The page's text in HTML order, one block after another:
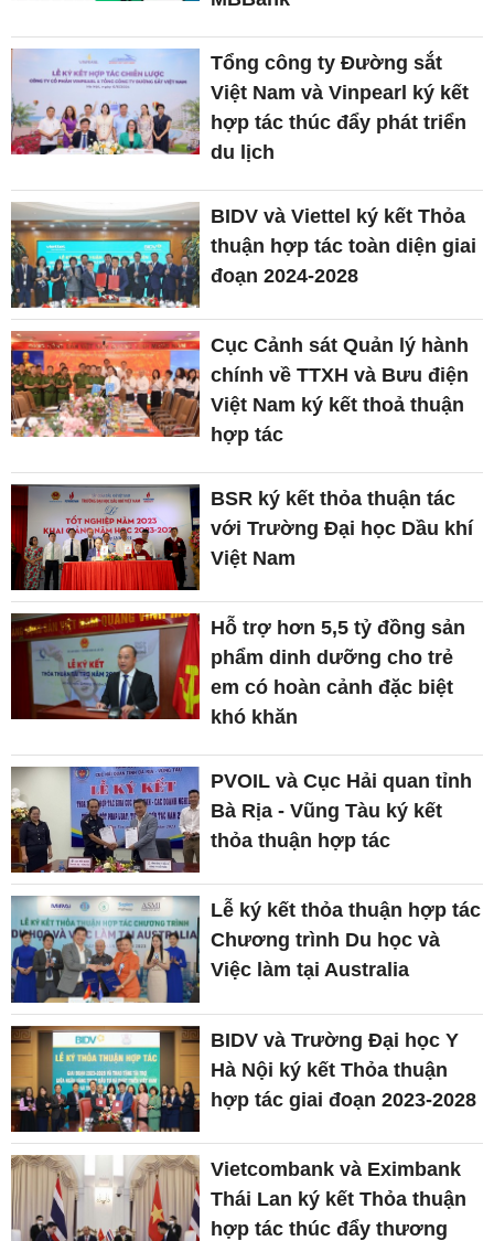
Tổng công ty Đường sắt
Việt Nam và Vinpearl ký kết
hợp tác thúc đẩy phát triển
du lịch
BIDV và Viettel ký kết Thỏa
thuận hợp tác toàn diện giai
đoạn 2024-2028
Cục Cảnh sát Quản lý hành
chính về TTXH và Bưu điện
Việt Nam ký kết thoả thuận
hợp tác
BSR ký kết thỏa thuận tác
với Trường Đại học Dầu khí
Việt Nam
Hỗ trợ hơn 5,5 tỷ đồng sản
phẩm dinh dưỡng cho trẻ
em có hoàn cảnh đặc biệt
khó khăn
PVOIL và Cục Hải quan tỉnh
Bà Rịa - Vũng Tàu ký kết
thỏa thuận hợp tác
Lễ ký kết thỏa thuận hợp tác
Chương trình Du học và
Việc làm tại Australia
BIDV và Trường Đại học Y
Hà Nội ký kết Thỏa thuận
hợp tác giai đoạn 2023-2028
Vietcombank và Eximbank
Thái Lan ký kết Thỏa thuận
hợp tác thúc đẩy thương